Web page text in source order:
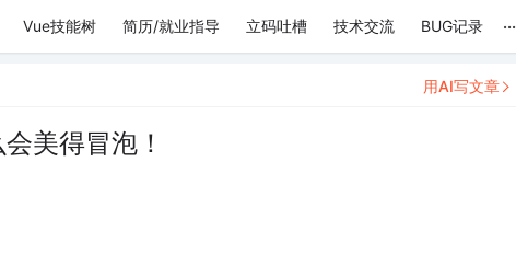
Vue技能树 简历/就业指导 立码吐槽 技术交流 BUG记录 ...
美得冒泡！
用AI写文章